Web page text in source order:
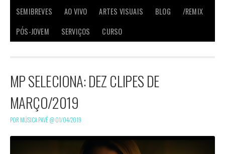
SEMIBREVES
AO VIVO ARTES VISUAIS BLOG
/REMIX
PÓS-JOVEM
SERVIÇOS CURSO
MP SELECIONA: DEZ CLIPES DE
MARÇO/2019
POR MÚSICA PAVÊ @01/04/2019